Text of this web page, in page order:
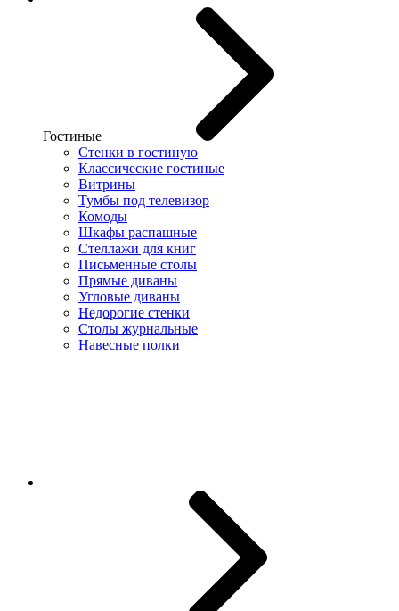
Гостиные
Стенки в гостиную
Классические гостиные
Витрины
Тумбы под телевизор
Комоды
Шкафы распашные
Стеллажи для книг
Письменные столы
Прямые диваны
Угловые диваны
Недорогие стенки
Столы журнальные
Навесные полки